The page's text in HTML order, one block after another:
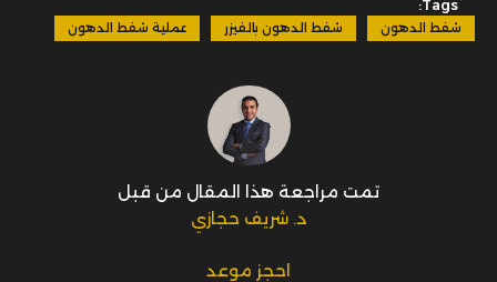
Tags:
شفط الدهون شفط الدهون بالفيزر عملية شفط الدهون
تمت مراجعة هذا المقال من قبل
د. شريف حجازي
احجز موعد